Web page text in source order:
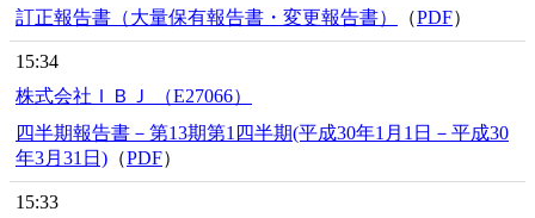
訂正報告書（大量保有報告書・変更報告書）
（PDF）
15:34
株式会社ＩＢＪ （E27066）
四半期報告書－第13期第1四半期(平成30年1月1日－平成30
年3月31日) （PDF）
15:33